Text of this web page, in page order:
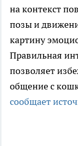
на контекст
позы и
картину
Правильная
позволяет
общение с
сообщает